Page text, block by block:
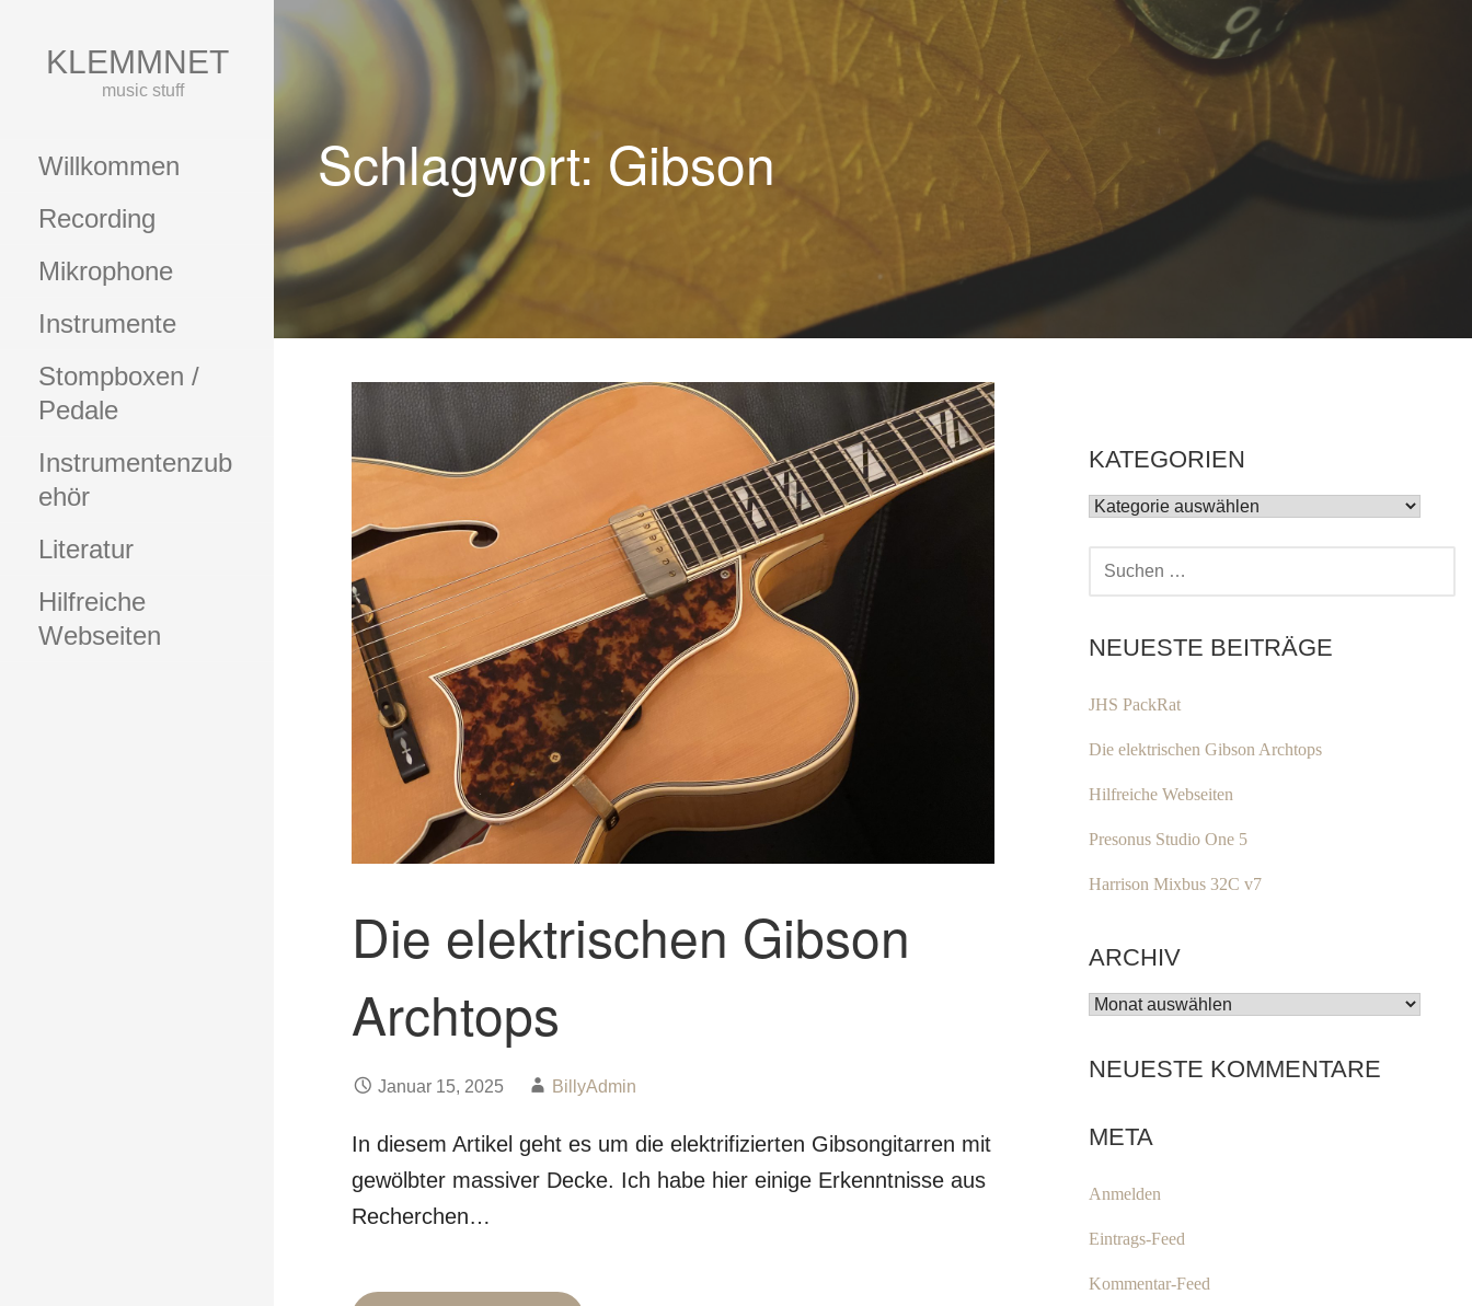
KLEMMNET
music stuff
Willkommen
Recording
Mikrophone
Instrumente
Stompboxen /
Pedale
Instrumentenzub
ehör
Literatur
Hilfreiche
Webseiten
Schlagwort: Gibson
Die elektrischen Gibson
Archtops
Januar 15, 2025 BillyAdmin
In diesem Artikel geht es um die elektrifizierten Gibsongitarren mit
gewölbter massiver Decke. Ich habe hier einige Erkenntnisse aus
Recherchen…
KATEGORIEN
KATEGORIEN
NEUESTE BEITRÄGE
JHS PackRat
Die elektrischen Gibson Archtops
Hilfreiche Webseiten
Presonus Studio One 5
Harrison Mixbus 32C v7
ARCHIV
ARCHIV
NEUESTE KOMMENTARE
META
Anmelden
Eintrags-Feed
Kommentar-Feed